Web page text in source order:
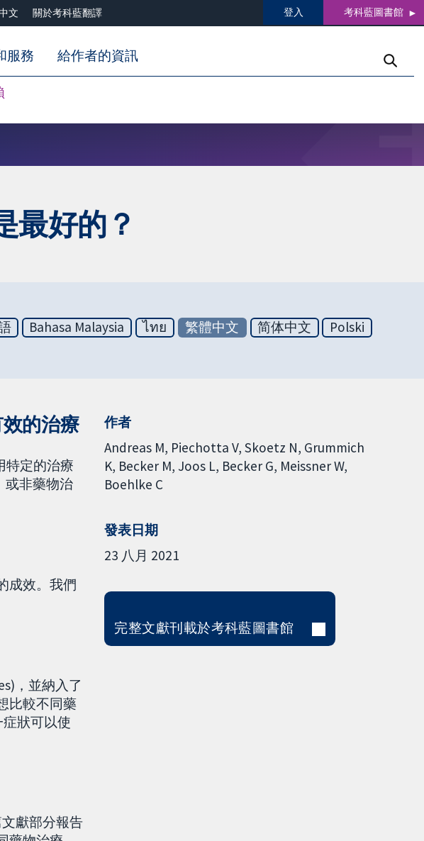
文 關於考科藍翻譯 登入 考科藍圖書館
服務 給作者的資訊
最好的？
Bahasa Malaysia ไทย 繁體中文 简体中文
Polski
的治療
特定的治療
或非藥物治
成效。我們
，並納入了
比較不同藥
狀可以使
獻部分報告
作者
Andreas M Piechotta V Skoetz N Grummich
K Becker M Joos L Becker G Meissner W
Boehlke C
發表日期
23 八月 2021
完整文獻刊載於考科藍圖書館